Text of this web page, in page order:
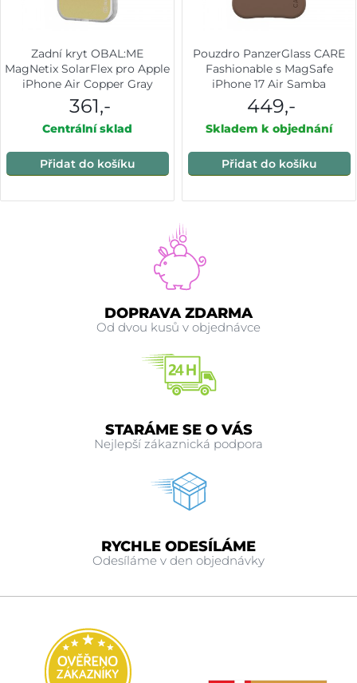
Zadní kryt OBAL:ME
MagNetix SolarFlex pro Apple
iPhone Air Copper Gray
361,-
Centrální sklad
Přidat do košíku
Pouzdro PanzerGlass CARE
Fashionable s MagSafe
iPhone 17 Air Samba
Espresso
449,-
Skladem k objednání
Přidat do košíku
DOPRAVA ZDARMA
Od dvou kusů v objednávce
STARÁME SE O VÁS
Nejlepší zákaznická podpora
RYCHLE ODESÍLÁME
Odesíláme v den objednávky